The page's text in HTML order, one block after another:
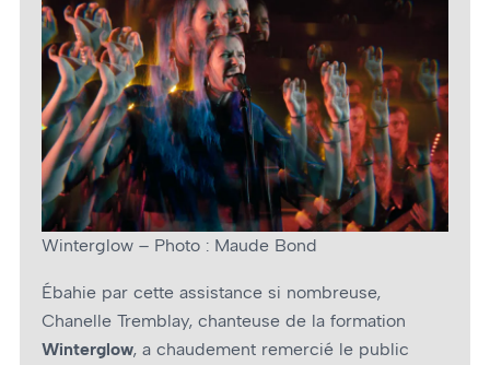
Winterglow – Photo : Maude Bond
Ébahie par cette assistance si nombreuse,
Chanelle Tremblay, chanteuse de la formation
Winterglow, a chaudement remercié le public